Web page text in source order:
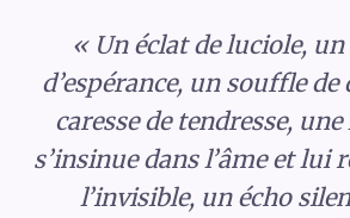
« Un éclat de luciole,
d’espérance, un souffle
caresse de tendresse,
s’insinue dans l’âme et lui
l’invisible, un écho